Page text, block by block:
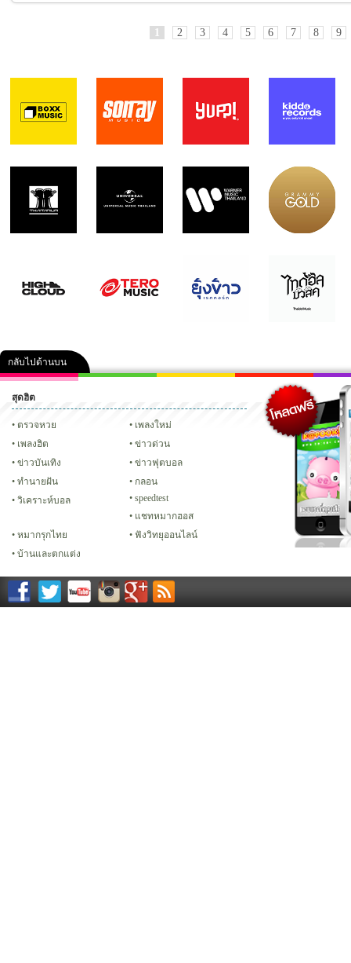
2 3 4 5 6 7 8 9
กลับไปด้านบน
คลิป ภาพ ปฏิทิน 2556 เฟซบุ๊ก ทวิ
Glitter
สุดฮิต
ตรวจหวย
เพลงใหม่
เพลงฮิต
ข่าวด่วน
ข่าวบันเทิง
ข่าวฟุตบอล
ทํานายฝัน
กลอน
วิเคราะห์บอล
speedtest
แชทหมากฮอส
หมากรุกไทย
ฟังวิทยุออนไลน์
บ้านและตกแต่ง